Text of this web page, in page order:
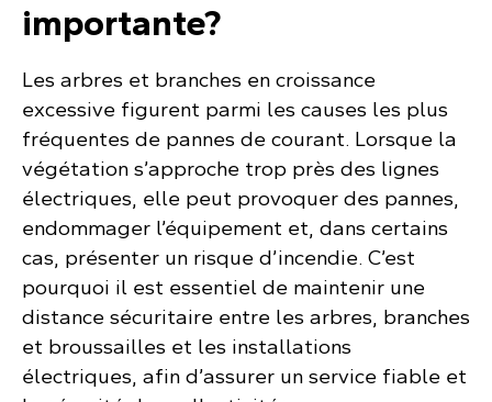
importante?
Les arbres et branches en croissance
excessive figurent parmi les causes les plus
fréquentes de pannes de courant. Lorsque la
végétation s’approche trop près des lignes
électriques, elle peut provoquer des pannes,
endommager l’équipement et, dans certains
cas, présenter un risque d’incendie. C’est
pourquoi il est essentiel de maintenir une
distance sécuritaire entre les arbres, branches
et broussailles et les installations
électriques, afin d’assurer un service fiable et